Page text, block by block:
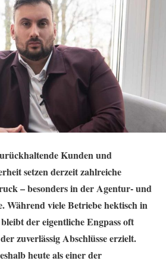
Kunden und
setzen derzeit zahlreiche
– besonders in der Agentur- und
Während viele Betriebe hektisch in
der eigentliche Engpass oft
zuverlässig Abschlüsse erzielt.
heute als einer der